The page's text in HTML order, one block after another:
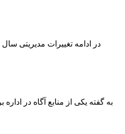
به گفته یکی از منابع آگاه در